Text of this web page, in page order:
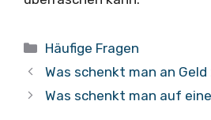
Kategorien
Häufige Fragen
Was schenkt man an
Was schenkt man auf